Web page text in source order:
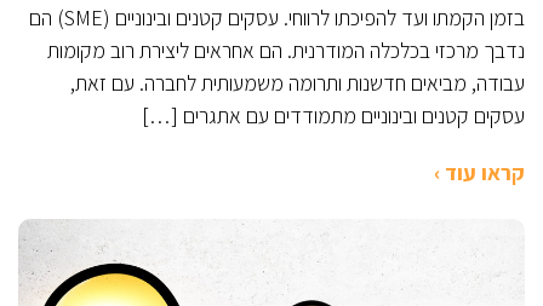
בזמן הקמתו ועד להפיכתו לרווחי. עסקים קטנים ובינוניים (SME) הם
נדבך מרכזי בכלכלה המודרנית. הם אחראים ליצירת רוב מקומות
עבודה, מביאים חדשנות ותרומה משמעותית לחברה. עם זאת,
עסקים קטנים ובינוניים מתמודדים עם אתגרים […]
קראו עוד ›